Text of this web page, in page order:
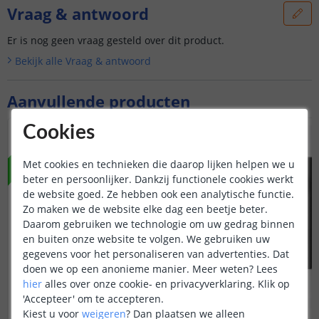
Aanvullende producten
NIEUW
Vraag & antwoord
Er is nog geen vraag gesteld over dit product.
Bekijk alle Vraag & antwoord
Cookies
Met cookies en technieken die daarop lijken helpen we u
beter en persoonlijker. Dankzij functionele cookies werkt
de website goed. Ze hebben ook een analytische functie.
Zo maken we de website elke dag een beetje beter.
Daarom gebruiken we technologie om uw gedrag binnen
en buiten onze website te volgen. We gebruiken uw
gegevens voor het personaliseren van advertenties. Dat
doen we op een anonieme manier. Meer weten? Lees
hier alles over onze cookie- en privacyverklaring. Klik op
'Accepteer' om te accepteren.
Kiest u voor weigeren? Dan plaatsen we alleen